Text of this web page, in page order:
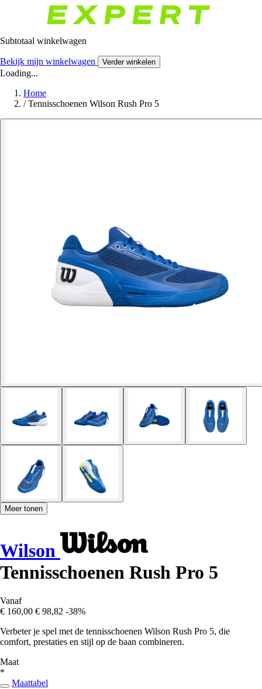
Subtotaal winkelwagen
Bekijk mijn winkelwagen Verder winkelen
Loading...
Home
/ Tennisschoenen Wilson Rush Pro 5
Meer tonen
Wilson
Tennisschoenen Rush Pro 5
Vanaf
€ 160,00 € 98,82 -38%
Verbeter je spel met de tennisschoenen Wilson Rush Pro 5, die
comfort, prestaties en stijl op de baan combineren.
Maat
*
Maattabel